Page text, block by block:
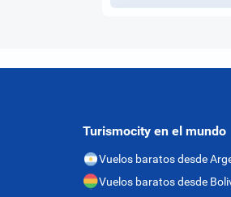
Turismocity en el mundo
Vuelos baratos desde
Vuelos baratos desde